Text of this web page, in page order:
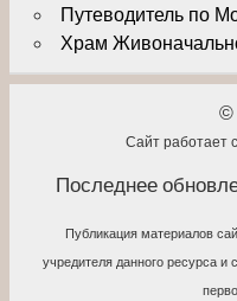
Путеводитель по
Храм
©
Сайт работает
Последнее
Публикация материалов
учредителя данного ресурса и